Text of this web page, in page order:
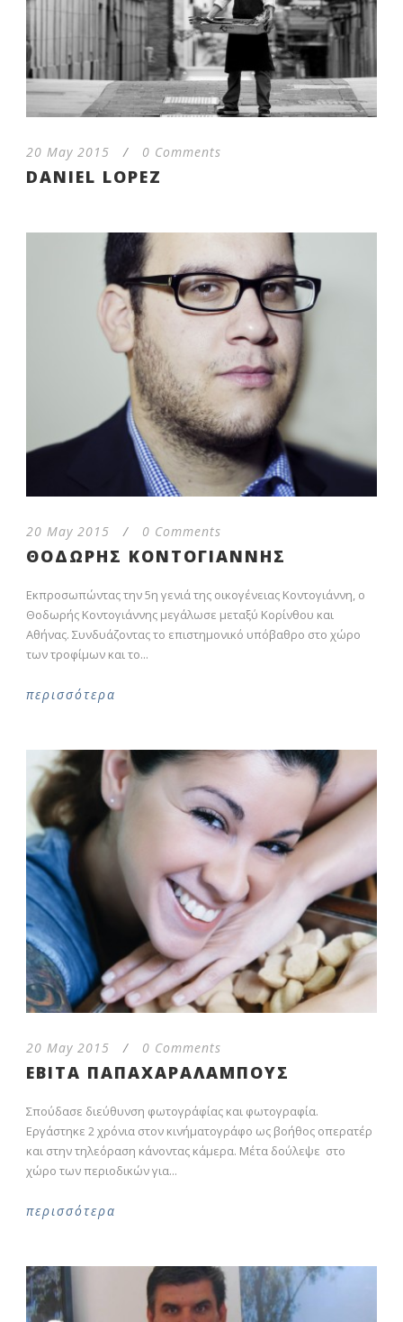
20 May 2015 / 0 Comments
DANIEL LOPEZ
20 May 2015 / 0 Comments
ΘΟΔΩΡΗΣ ΚΟΝΤΟΓΙΑΝΝΗΣ
Εκπροσωπώντας την 5η γενιά της οικογένειας Κοντογιάννη, ο
Θοδωρής Κοντογιάννης μεγάλωσε μεταξύ Κορίνθου και
Αθήνας. Συνδυάζοντας το επιστημονικό υπόβαθρο στο χώρο
των τροφίμων και το...
περισσότερα
20 May 2015 / 0 Comments
ΕΒΙΤΑ ΠΑΠΑΧΑΡΑΛΑΜΠΟΥΣ
Σπούδασε διεύθυνση φωτογράφίας και φωτογραφία.
Εργάστηκε 2 χρόνια στον κινήματογράφο ως βοήθος οπερατέρ
και στην τηλεόραση κάνοντας κάμερα. Μέτα δούλεψε στο
χώρο των περιοδικών για...
περισσότερα